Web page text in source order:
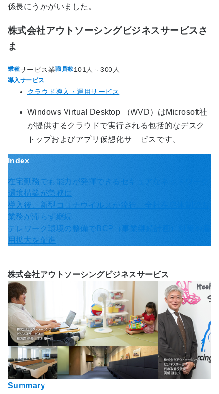
係長にうかがいました。
株式会社アウトソーシングビジネスサービスさ
ま
業種サービス業職員数101人～300人
導入サービス
クラウド導入・運用サービス
Windows Virtual Desktop （WVD）はMicrosoft社
が提供するクラウドで実行される包括的なデスク
トップおよびアプリ仮想化サービスです。
Index
在宅勤務でも能力が発揮できるセキュアなネットワーク
環境構築が急務に
導入後、新型コロナウイルスが流行。全社在宅体制でも
業務が滞らず継続
テレワーク環境の整備でBCP（事業継続計画）対策や雇
用拡大を促進
株式会社アウトソーシングビジネスサービス
Summary